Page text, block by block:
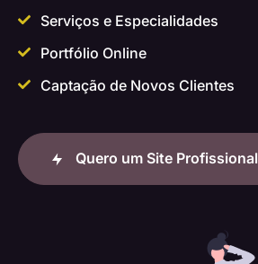
Serviços e Especialidades
Portfólio Online
Captação de Novos Clientes
Quero um Site Profissional